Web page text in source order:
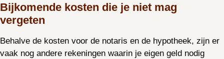
Bijkomende kosten die je niet mag
vergeten
Behalve de kosten voor de notaris en de hypotheek, zijn er
vaak nog andere rekeningen waarin je eigen geld nodig